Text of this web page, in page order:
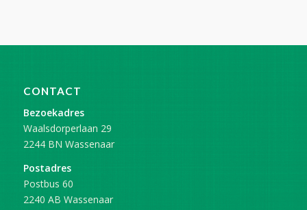
CONTACT
Bezoekadres
Waalsdorperlaan 29
2244 BN Wassenaar
Postadres
Postbus 60
2240 AB Wassenaar